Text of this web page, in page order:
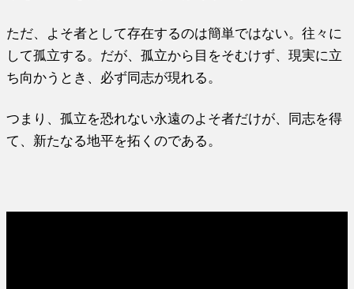
ただ、よそ者として存在するのは簡単ではない。往々に
して孤立する。だが、孤立から目をそむけず、現実に立
ち向かうとき、必ず同志が現れる。
つまり、孤立を恐れない永遠のよそ者だけが、同志を得
て、新たなる地平を拓くのである。